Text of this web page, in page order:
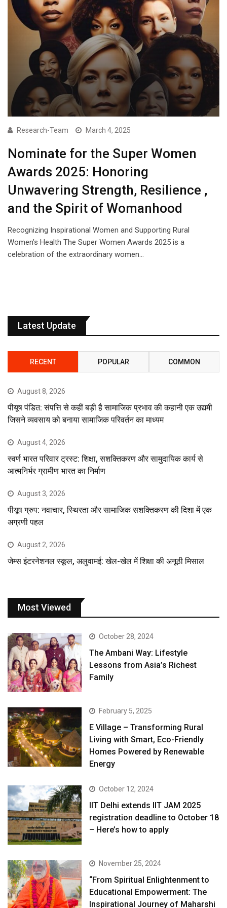
Research-Team March 4, 2025
Nominate for the Super Women
Awards 2025: Honoring
Unwavering Strength, Resilience ,
and the Spirit of Womanhood
Recognizing Inspirational Women and Supporting Rural
Women’s Health The Super Women Awards 2025 is a
celebration of the extraordinary women…
Latest Update
RECENT POPULAR COMMON
August 8, 2026
पीयूष पंडित: संपत्ति से कहीं बड़ी है सामाजिक प्रभाव की कहानी एक उद्यमी
जिसने व्यवसाय को बनाया सामाजिक परिवर्तन का माध्यम
August 4, 2026
स्वर्ण भारत परिवार ट्रस्ट: शिक्षा, सशक्तिकरण और सामुदायिक कार्य से
आत्मनिर्भर ग्रामीण भारत का निर्माण
August 3, 2026
पीयूष ग्रुप: नवाचार, स्थिरता और सामाजिक सशक्तिकरण की दिशा में एक
अग्रणी पहल
August 2, 2026
जेम्स इंटरनेशनल स्कूल, अलुवामई: खेल-खेल में शिक्षा की अनूठी मिसाल
Most Viewed
October 28, 2024
The Ambani Way: Lifestyle
Lessons from Asia’s Richest
Family
February 5, 2025
E Village – Transforming Rural
Living with Smart, Eco-Friendly
Homes Powered by Renewable
Energy
October 12, 2024
IIT Delhi extends IIT JAM 2025
registration deadline to October 18
– Here’s how to apply
November 25, 2024
“From Spiritual Enlightenment to
Educational Empowerment: The
Inspirational Journey of Maharshi